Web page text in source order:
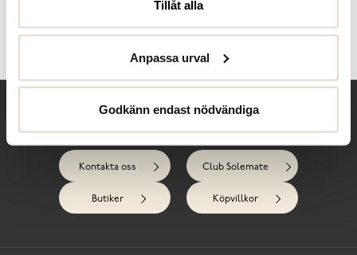
Tillåt alla
Anpassa urval
Godkänn endast nödvändiga
Kontakta oss Club Solemate
Butiker Köpvillkor